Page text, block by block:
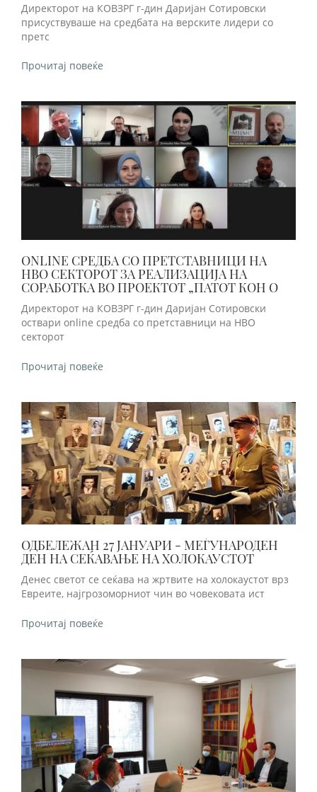
Директорот на КОВЗРГ г-дин Даријан Сотировски
присуствуваше на средбата на верските лидери со
претс
Прочитај повеќе
ONLINE СРЕДБА СО ПРЕТСТАВНИЦИ НА
НВО СЕКТОРОТ ЗА РЕАЛИЗАЦИЈА НА
СОРАБОТКА ВО ПРОЕКТОТ „ПАТОТ КОН О
Директорот на КОВЗРГ г-дин Даријан Сотировски
оствари online средба со претставници на НВО
секторот
Прочитај повеќе
ОДБЕЛЕЖАН 27 ЈАНУАРИ - МЕЃУНАРОДЕН
ДЕН НА СЕЌАВАЊЕ НА ХОЛОКАУСТОТ
Денес светот се сеќава на жртвите на холокаустот врз
Евреите, најгрозоморниот чин во човековата ист
Прочитај повеќе